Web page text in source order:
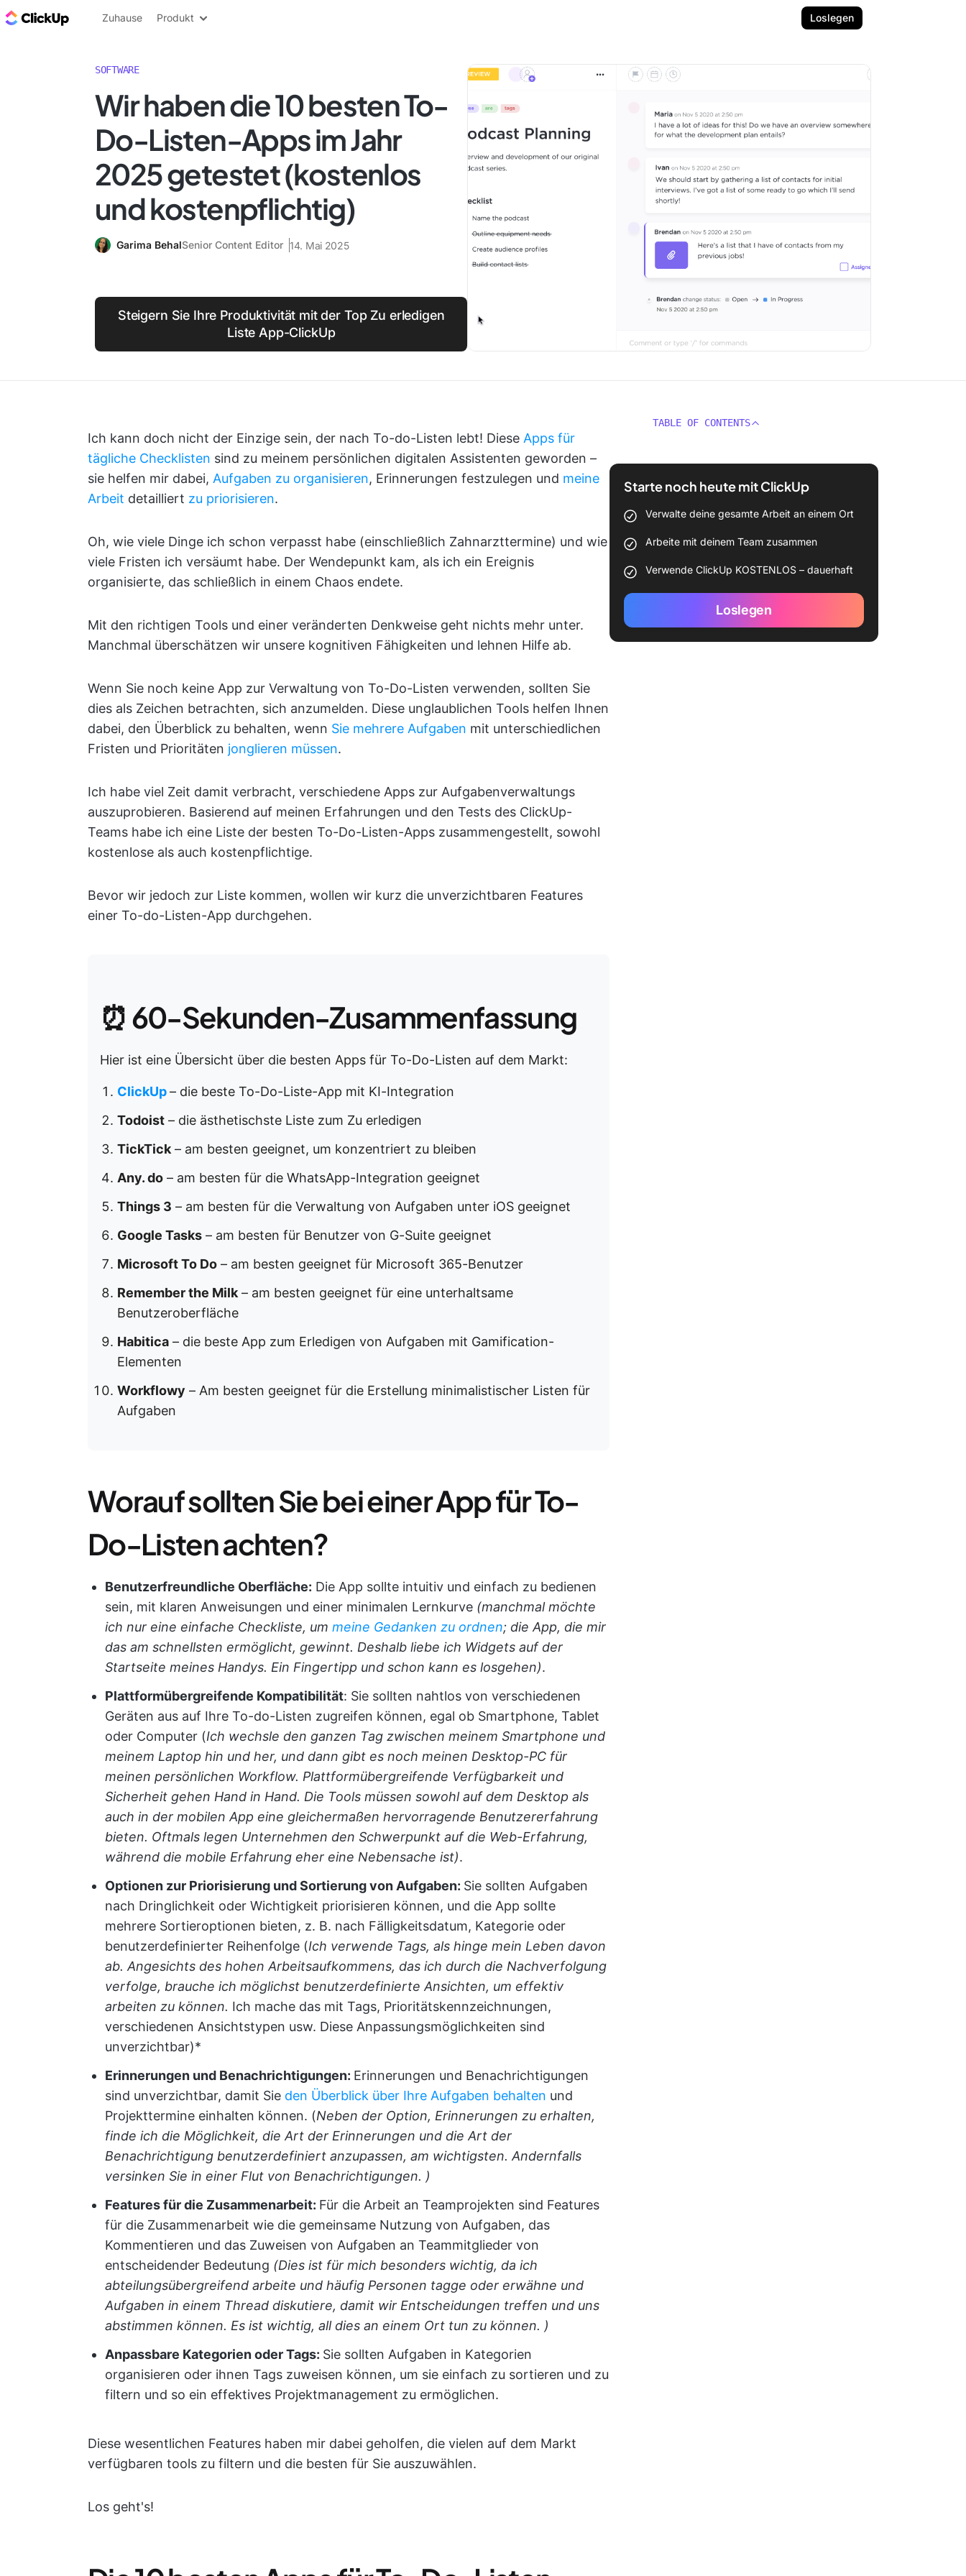
ClickUp Blog
Zuhause Produkt Loslegen
SOFTWARE
Wir haben die 10 besten To-
Do-Listen-Apps im Jahr
2025 getestet (kostenlos
und kostenpflichtig)
Garima BehalSenior Content Editor 14. Mai 2025
Steigern Sie Ihre Produktivität mit der Top Zu erledigen
Liste App-ClickUp
Ich kann doch nicht der Einzige sein, der nach To-do-Listen lebt! Diese Apps für
tägliche Checklisten sind zu meinem persönlichen digitalen Assistenten geworden –
sie helfen mir dabei, Aufgaben zu organisieren, Erinnerungen festzulegen und meine
Arbeit detailliert zu priorisieren.
Oh, wie viele Dinge ich schon verpasst habe (einschließlich Zahnarzttermine) und wie
viele Fristen ich versäumt habe. Der Wendepunkt kam, als ich ein Ereignis
organisierte, das schließlich in einem Chaos endete.
Mit den richtigen Tools und einer veränderten Denkweise geht nichts mehr unter.
Manchmal überschätzen wir unsere kognitiven Fähigkeiten und lehnen Hilfe ab.
Wenn Sie noch keine App zur Verwaltung von To-Do-Listen verwenden, sollten Sie
dies als Zeichen betrachten, sich anzumelden. Diese unglaublichen Tools helfen Ihnen
dabei, den Überblick zu behalten, wenn Sie mehrere Aufgaben mit unterschiedlichen
Fristen und Prioritäten jonglieren müssen.
Ich habe viel Zeit damit verbracht, verschiedene Apps zur Aufgabenverwaltungs
auszuprobieren. Basierend auf meinen Erfahrungen und den Tests des ClickUp-
Teams habe ich eine Liste der besten To-Do-Listen-Apps zusammengestellt, sowohl
kostenlose als auch kostenpflichtige.
Bevor wir jedoch zur Liste kommen, wollen wir kurz die unverzichtbaren Features
einer To-do-Listen-App durchgehen.
⏰ 60-Sekunden-Zusammenfassung
Hier ist eine Übersicht über die besten Apps für To-Do-Listen auf dem Markt:
ClickUp– die beste To-Do-Liste-App mit KI-Integration
Todoist – die ästhetischste Liste zum Zu erledigen
TickTick – am besten geeignet, um konzentriert zu bleiben
Any. do – am besten für die WhatsApp-Integration geeignet
Things 3 – am besten für die Verwaltung von Aufgaben unter iOS geeignet
Google Tasks – am besten für Benutzer von G-Suite geeignet
Microsoft To Do – am besten geeignet für Microsoft 365-Benutzer
Remember the Milk – am besten geeignet für eine unterhaltsame
Benutzeroberfläche
Habitica – die beste App zum Erledigen von Aufgaben mit Gamification-
Elementen
Workflowy – Am besten geeignet für die Erstellung minimalistischer Listen für
Aufgaben
Worauf sollten Sie bei einer App für To-
Do-Listen achten?
Benutzerfreundliche Oberfläche: Die App sollte intuitiv und einfach zu bedienen
sein, mit klaren Anweisungen und einer minimalen Lernkurve (manchmal möchte
ich nur eine einfache Checkliste, um meine Gedanken zu ordnen; die App, die mir
das am schnellsten ermöglicht, gewinnt. Deshalb liebe ich Widgets auf der
Startseite meines Handys. Ein Fingertipp und schon kann es losgehen).
Plattformübergreifende Kompatibilität: Sie sollten nahtlos von verschiedenen
Geräten aus auf Ihre To-do-Listen zugreifen können, egal ob Smartphone, Tablet
oder Computer (Ich wechsle den ganzen Tag zwischen meinem Smartphone und
meinem Laptop hin und her, und dann gibt es noch meinen Desktop-PC für
meinen persönlichen Workflow. Plattformübergreifende Verfügbarkeit und
Sicherheit gehen Hand in Hand. Die Tools müssen sowohl auf dem Desktop als
auch in der mobilen App eine gleichermaßen hervorragende Benutzererfahrung
bieten. Oftmals legen Unternehmen den Schwerpunkt auf die Web-Erfahrung,
während die mobile Erfahrung eher eine Nebensache ist).
Optionen zur Priorisierung und Sortierung von Aufgaben: Sie sollten Aufgaben
nach Dringlichkeit oder Wichtigkeit priorisieren können, und die App sollte
mehrere Sortieroptionen bieten, z. B. nach Fälligkeitsdatum, Kategorie oder
benutzerdefinierter Reihenfolge (Ich verwende Tags, als hinge mein Leben davon
ab. Angesichts des hohen Arbeitsaufkommens, das ich durch die Nachverfolgung
verfolge, brauche ich möglichst benutzerdefinierte Ansichten, um effektiv
arbeiten zu können. Ich mache das mit Tags, Prioritätskennzeichnungen,
verschiedenen Ansichtstypen usw. Diese Anpassungsmöglichkeiten sind
unverzichtbar)*
Erinnerungen und Benachrichtigungen: Erinnerungen und Benachrichtigungen
sind unverzichtbar, damit Sie den Überblick über Ihre Aufgaben behalten und
Projekttermine einhalten können. (Neben der Option, Erinnerungen zu erhalten,
finde ich die Möglichkeit, die Art der Erinnerungen und die Art der
Benachrichtigung benutzerdefiniert anzupassen, am wichtigsten. Andernfalls
versinken Sie in einer Flut von Benachrichtigungen. )
Features für die Zusammenarbeit: Für die Arbeit an Teamprojekten sind Features
für die Zusammenarbeit wie die gemeinsame Nutzung von Aufgaben, das
Kommentieren und das Zuweisen von Aufgaben an Teammitglieder von
entscheidender Bedeutung (Dies ist für mich besonders wichtig, da ich
abteilungsübergreifend arbeite und häufig Personen tagge oder erwähne und
Aufgaben in einem Thread diskutiere, damit wir Entscheidungen treffen und uns
abstimmen können. Es ist wichtig, all dies an einem Ort tun zu können. )
Anpassbare Kategorien oder Tags: Sie sollten Aufgaben in Kategorien
organisieren oder ihnen Tags zuweisen können, um sie einfach zu sortieren und zu
filtern und so ein effektives Projektmanagement zu ermöglichen.
Diese wesentlichen Features haben mir dabei geholfen, die vielen auf dem Markt
verfügbaren tools zu filtern und die besten für Sie auszuwählen.
Los geht's!
TABLE OF CONTENTS
Starte noch heute mit ClickUp
Verwalte deine gesamte Arbeit an einem Ort
Arbeite mit deinem Team zusammen
Verwende ClickUp KOSTENLOS – dauerhaft
Loslegen